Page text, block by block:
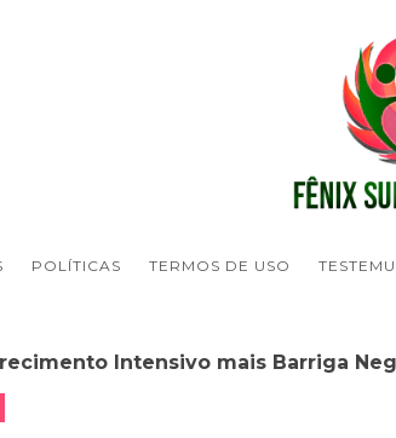
POLÍTICAS TERMOS DE USO
Intensivo mais Barriga